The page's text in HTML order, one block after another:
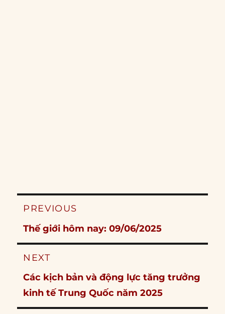
Post
PREVIOUS
Previous
post:
Thế giới hôm nay: 09/06/2025
NEXT
Next
post:
Các kịch bản và động lực tăng trưởng
kinh tế Trung Quốc năm 2025